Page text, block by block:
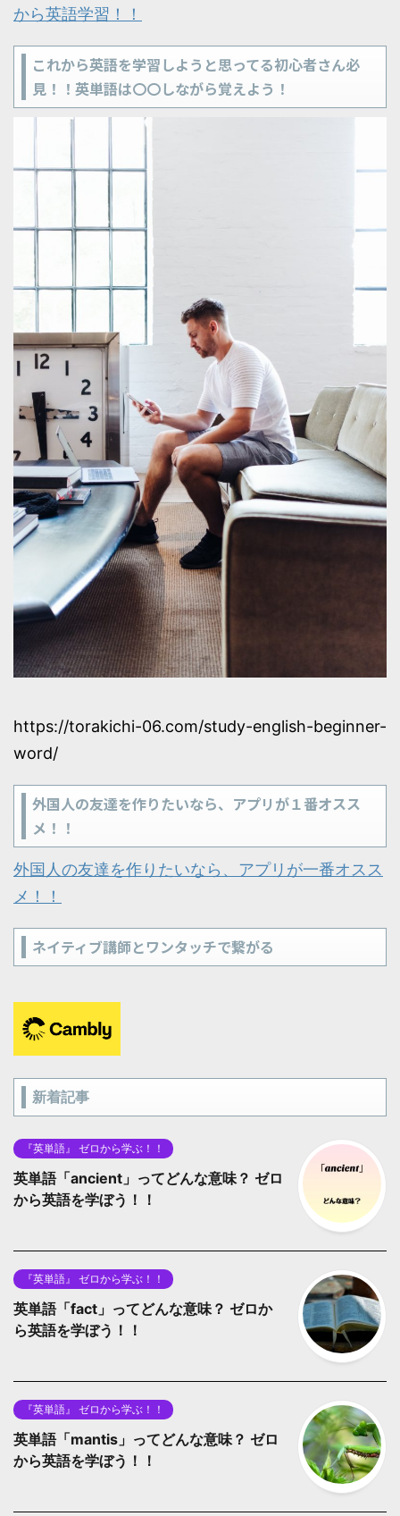
から英語学習！！
これから英語を学習しようと思ってる初心者さん必
見！！英単語は〇〇しながら覚えよう！
https://torakichi-06.com/study-english-beginner-
word/
外国人の友達を作りたいなら、アプリが１番オスス
メ！！
外国人の友達を作りたいなら、アプリが一番オスス
メ！！
ネイティブ講師とワンタッチで繋がる
新着記事
『英単語』 ゼロから学ぶ！！
英単語「ancient」ってどんな意味？ ゼロ
から英語を学ぼう！！
『英単語』 ゼロから学ぶ！！
英単語「fact」ってどんな意味？ ゼロか
ら英語を学ぼう！！
『英単語』 ゼロから学ぶ！！
英単語「mantis」ってどんな意味？ ゼロ
から英語を学ぼう！！